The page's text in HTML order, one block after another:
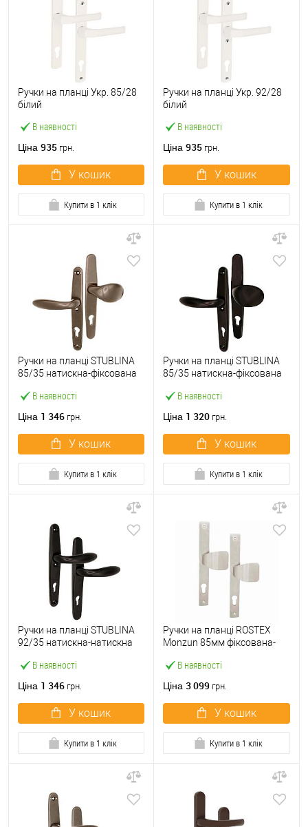
В наявності
Ручки на планці Укр. 85/28
білий
Ціна 935 грн.
У кошик
Купити в 1 клік
В наявності
Ручки на планці Укр. 92/28
білий
Ціна 935 грн.
У кошик
Купити в 1 клік
В наявності
Ручки на планці STUBLINA
85/35 натискна-фіксована
Ціна 1 346 грн.
У кошик
Купити в 1 клік
В наявності
Ручки на планці STUBLINA
85/35 натискна-фіксована
Ціна 1 320 грн.
У кошик
Купити в 1 клік
В наявності
Ручки на планці STUBLINA
92/35 натискна-натискна
Ціна 1 346 грн.
У кошик
Купити в 1 клік
В наявності
Ручки на планці ROSTEX
Monzun 85мм фіксована-
сталь матова
Ціна 3 099 грн.
У кошик
Купити в 1 клік